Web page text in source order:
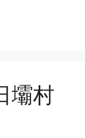
壩村